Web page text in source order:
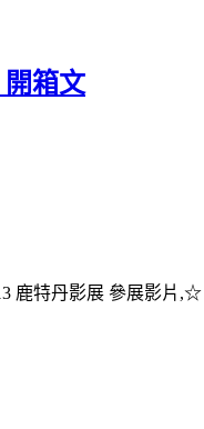
箱文
鹿特丹影展 參展影片